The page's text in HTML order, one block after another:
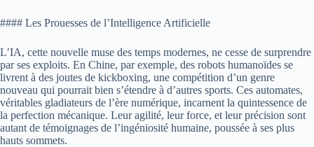
#### Les Prouesses de l’Intelligence Artificielle
L’IA, cette nouvelle muse des temps modernes, ne cesse de surprendre
par ses exploits. En Chine, par exemple, des robots humanoïdes se
livrent à des joutes de kickboxing, une compétition d’un genre
nouveau qui pourrait bien s’étendre à d’autres sports. Ces automates,
véritables gladiateurs de l’ère numérique, incarnent la quintessence de
la perfection mécanique. Leur agilité, leur force, et leur précision sont
autant de témoignages de l’ingéniosité humaine, poussée à ses plus
hauts sommets.